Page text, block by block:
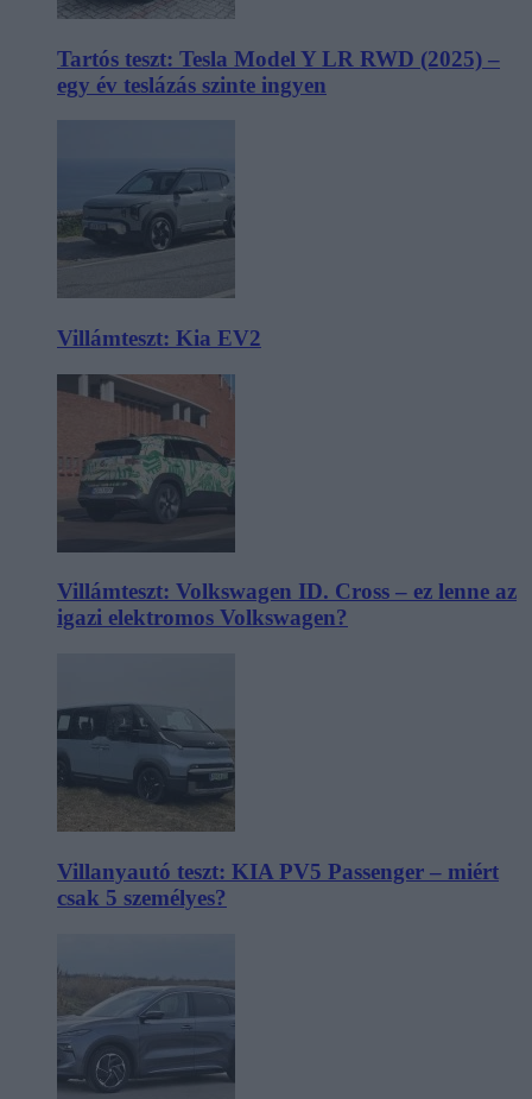
Tartós teszt: Tesla Model Y LR RWD (2025) –
egy év teslázás szinte ingyen
Villámteszt: Kia EV2
Villámteszt: Volkswagen ID. Cross – ez lenne az
igazi elektromos Volkswagen?
Villanyautó teszt: KIA PV5 Passenger – miért
csak 5 személyes?